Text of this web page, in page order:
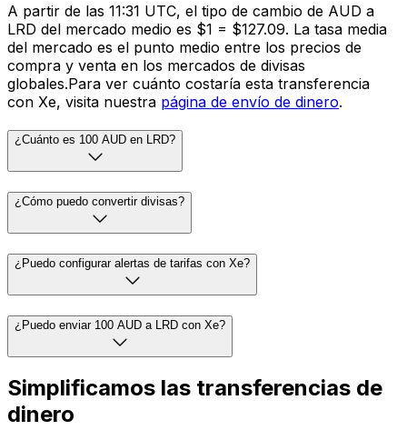
A partir de las 11:31 UTC, el tipo de cambio de AUD a
LRD del mercado medio es $1 = $127.09. La tasa media
del mercado es el punto medio entre los precios de
compra y venta en los mercados de divisas
globales.Para ver cuánto costaría esta transferencia
con Xe, visita nuestra página de envío de dinero.
¿Cuánto es 100 AUD en LRD?
¿Cómo puedo convertir divisas?
¿Puedo configurar alertas de tarifas con Xe?
¿Puedo enviar 100 AUD a LRD con Xe?
Simplificamos las transferencias de
dinero